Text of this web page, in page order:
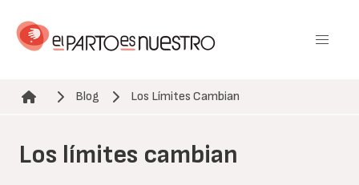
contenido
Ruta de navegación
Blog Los Límites Cambian
Los límites cambian